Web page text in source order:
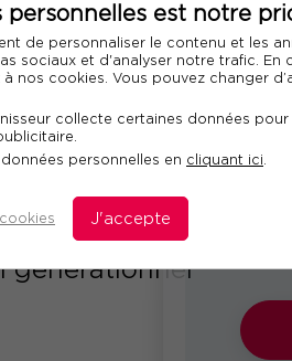
personnelles est notre
de personnaliser le contenu et les
sociaux et d'analyser notre trafic. En
nos cookies. Vous pouvez changer
collecte certaines données pour
personnelles en cliquant ici.
J'accepte
le programme
générationnel